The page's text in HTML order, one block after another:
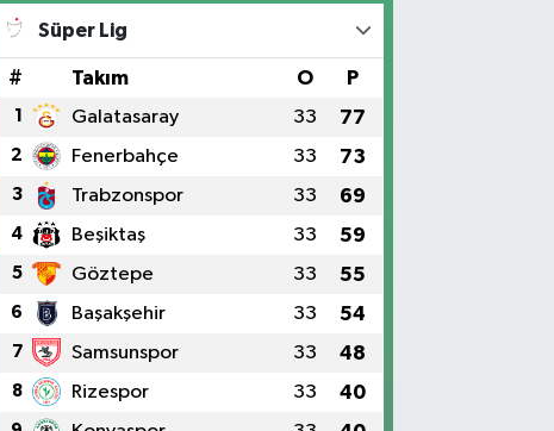
Süper Lig
# Takım O P
1 Galatasaray 33 77
2 Fenerbahçe 33 73
3 Trabzonspor 33 69
4 Beşiktaş 33 59
5 Göztepe 33 55
6 Başakşehir 33 54
7 Samsunspor 33 48
8 Rizespor 33 40